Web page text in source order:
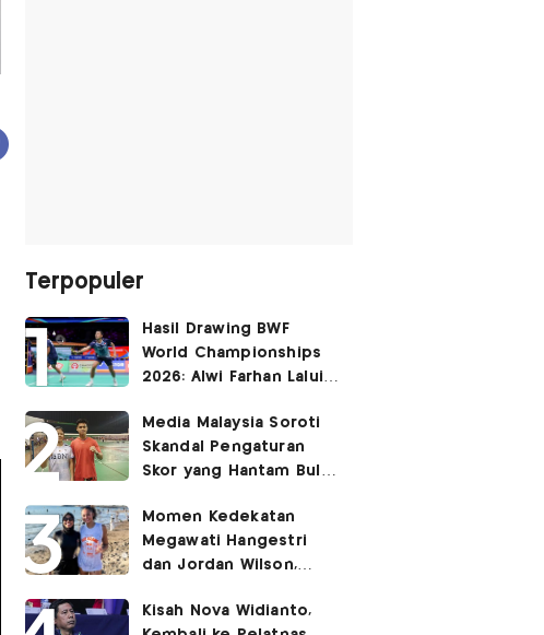
Terpopuler
Hasil Drawing BWF
World Championships
2026: Alwi Farhan Lalui
Dapat Bye
Media Malaysia Soroti
Skandal Pengaturan
Skor yang Hantam Bulu
Libatkan Jafar/Felisha!
Momen Kedekatan
Megawati Hangestri
dan Jordan Wilson,
Hillstate di Pantai!
Kisah Nova Widianto,